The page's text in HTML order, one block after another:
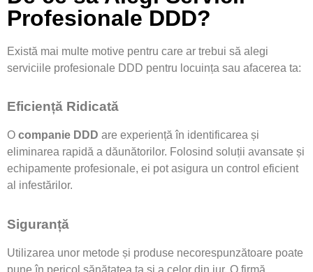
Profesionale DDD?
Există mai multe motive pentru care ar trebui să alegi
serviciile profesionale DDD pentru locuința sau afacerea ta:
Eficiență Ridicată
O companie DDD are experiență în identificarea și
eliminarea rapidă a dăunătorilor. Folosind soluții avansate și
echipamente profesionale, ei pot asigura un control eficient
al infestărilor.
Siguranță
Utilizarea unor metode și produse necorespunzătoare poate
pune în pericol sănătatea ta și a celor din jur. O firmă